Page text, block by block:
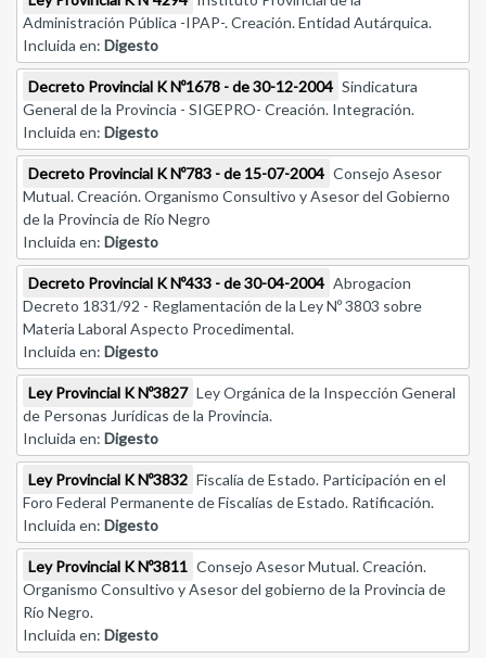
Administración Pública -IPAP-. Creación. Entidad Autárquica.
Incluida en: Digesto
Decreto Provincial K Nº1678 - de 30-12-2004 Sindicatura
General de la Provincia - SIGEPRO- Creación. Integración.
Incluida en: Digesto
Decreto Provincial K Nº783 - de 15-07-2004 Consejo Asesor
Mutual. Creación. Organismo Consultivo y Asesor del Gobierno
de la Provincia de Río Negro
Incluida en: Digesto
Decreto Provincial K Nº433 - de 30-04-2004 Abrogacion
Decreto 1831/92 - Reglamentación de la Ley Nº 3803 sobre
Materia Laboral Aspecto Procedimental.
Incluida en: Digesto
Ley Provincial K Nº3827 Ley Orgánica de la Inspección General
de Personas Jurídicas de la Provincia.
Incluida en: Digesto
Ley Provincial K Nº3832 Fiscalía de Estado. Participación en el
Foro Federal Permanente de Fiscalías de Estado. Ratificación.
Incluida en: Digesto
Ley Provincial K Nº3811 Consejo Asesor Mutual. Creación.
Organismo Consultivo y Asesor del gobierno de la Provincia de
Río Negro.
Incluida en: Digesto